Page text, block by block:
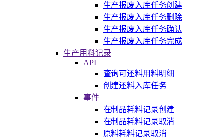
生产报废入库任务创建
生产报废入库任务删除
生产报废入库任务确认
生产报废入库任务完成
生产用料记录
API
查询可还料用料明细
创建还料入库任务
事件
在制品耗料记录创建
在制品耗料记录取消
原料耗料记录取消